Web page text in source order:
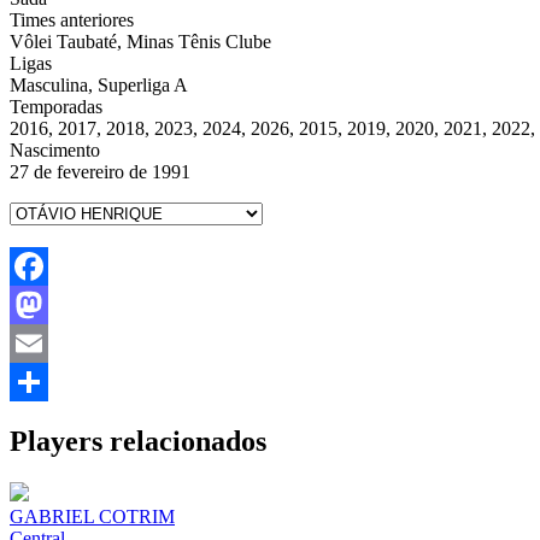
Times anteriores
Vôlei Taubaté, Minas Tênis Clube
Ligas
Masculina, Superliga A
Temporadas
2016, 2017, 2018, 2023, 2024, 2026, 2015, 2019, 2020, 2021, 2022,
Nascimento
27 de fevereiro de 1991
Facebook
Mastodon
Email
Players relacionados
GABRIEL COTRIM